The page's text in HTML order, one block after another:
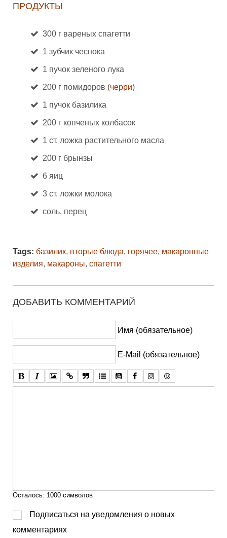
ПРОДУКТЫ
300 г вареных спагетти
1 зубчик чеснока
1 пучок зеленого лука
200 г помидоров (черри)
1 пучок базилика
200 г копченых колбасок
1 ст. ложка растительного масла
200 г брынзы
6 яиц
3 ст. ложки молока
соль, перец
Tags: базилик, вторые блюда, горячее, макаронные
изделия, макароны, спагетти
ДОБАВИТЬ КОММЕНТАРИЙ
Имя (обязательное)
E-Mail (обязательное)
Осталось: 1000 символов
Подписаться на уведомления о новых
комментариях